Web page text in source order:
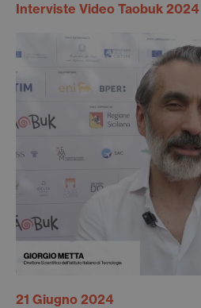
Interviste Video Taobuk 2024
21 Giugno 2024